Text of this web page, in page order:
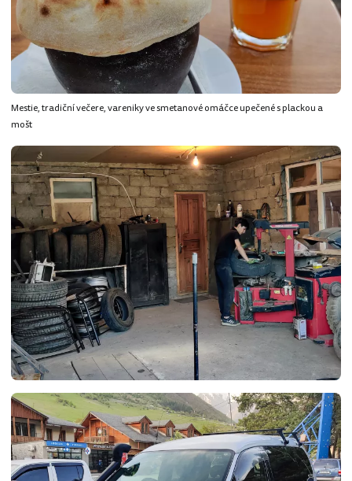
Mestie, tradiční večere, vareniky ve smetanové omáčce upečené s plackou a
mošt